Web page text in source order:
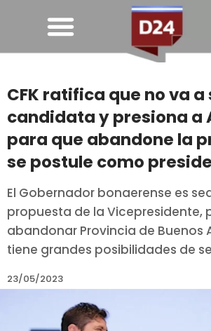
CFK ratifica que no va a
candidata y presiona a
para que abandone la
se postule como
El Gobernador bonaerense es
propuesta de la Vicepresidente,
abandonar Provincia de Buenos
tiene grandes posibilidades de
23/05/2023